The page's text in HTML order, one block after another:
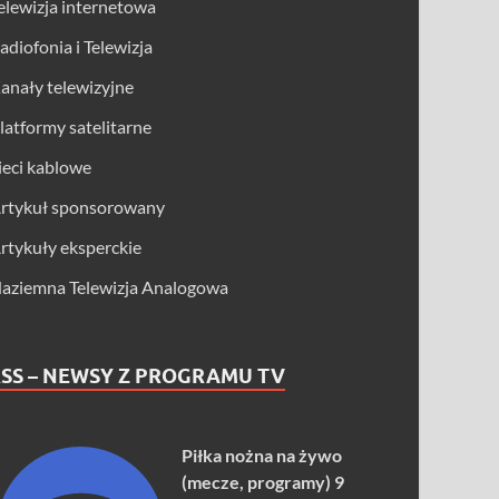
internetowa
i Telewizja
telewizyjne
satelitarne
kablowe
sponsorowany
eksperckie
Telewizja Analogowa
– NEWSY Z PROGRAMU TV
Piłka nożna na żywo
(mecze, programy) 9